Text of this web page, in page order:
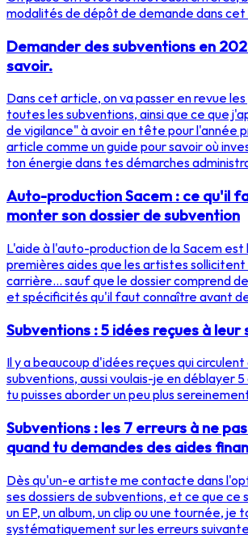
modalités de dépôt de demande dans
Demander des subventions en
savoir.
Dans cet article, on va passer en revue
toutes les subventions, ainsi que ce que
de vigilance" à avoir en tête pour l'année
article comme un guide pour savoir où
ton énergie dans tes démarches
Auto-production Sacem : ce qu'il
monter son dossier de subvention
L'aide à l'auto-production de la Sacem est
premières aides que les artistes sollicitent
carrière... sauf que le dossier comprend
et spécificités qu'il faut connaître avant
Subventions : 5 idées reçues à leur
Il y a beaucoup d'idées reçues qui
subventions, aussi voulais-je en déblayer
tu puisses aborder un peu plus
Subventions : les 7 erreurs à ne
quand tu demandes des aides
Dès qu'un-e artiste me contacte dans
ses dossiers de subventions, et ce que ce
un EP, un album, un clip ou une tournée, je
systématiquement sur les erreurs